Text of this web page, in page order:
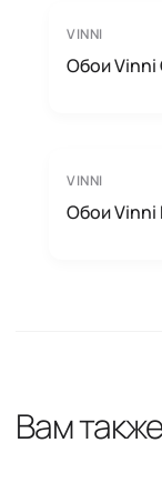
VINNI
Обои Vinni
VINNI
Обои Vinni
Вам